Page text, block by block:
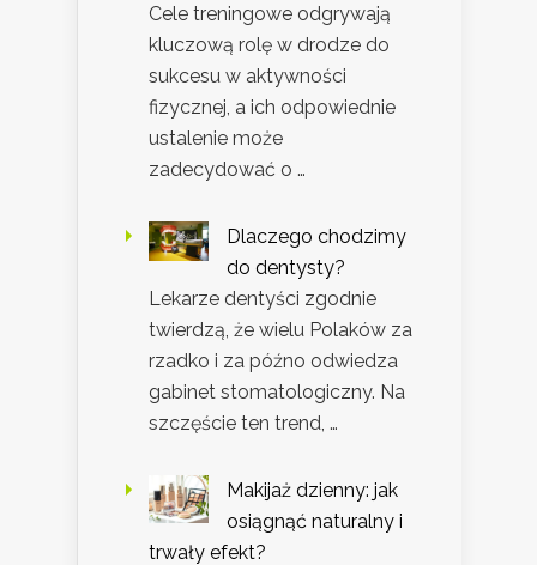
Cele treningowe odgrywają
kluczową rolę w drodze do
sukcesu w aktywności
fizycznej, a ich odpowiednie
ustalenie może
zadecydować o …
Dlaczego chodzimy
do dentysty?
Lekarze dentyści zgodnie
twierdzą, że wielu Polaków za
rzadko i za późno odwiedza
gabinet stomatologiczny. Na
szczęście ten trend, …
Makijaż dzienny: jak
osiągnąć naturalny i
trwały efekt?